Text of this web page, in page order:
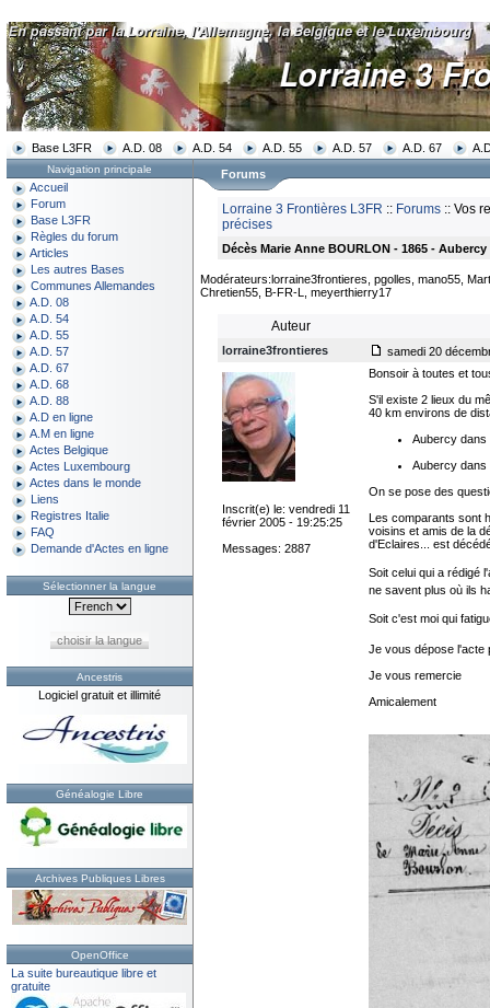
Base L3FR A.D. 08 A.D. 54 A.D. 55 A.D. 57 A.D. 67
Navigation principale
Accueil
Forum
Base L3FR
Règles du forum
Articles
Les autres Bases
Communes Allemandes
A.D. 08
A.D. 54
A.D. 55
A.D. 57
A.D. 67
A.D. 68
A.D. 88
A.D en ligne
A.M en ligne
Actes Belgique
Actes Luxembourg
Actes dans le monde
Liens
Registres Italie
FAQ
Demande d'Actes en ligne
Sélectionner la langue
choisir la langue
Ancestris
Logiciel gratuit et illimité
Généalogie Libre
Archives Publiques Libres
OpenOffice
La suite bureautique libre et
gratuite
Forums
Lorraine 3 Frontières L3FR :: Forums :: Vos
précises
Décès Marie Anne BOURLON - 1865 -
Modérateurs:lorraine3frontieres, pgolles, mano55,
Chretien55, B-FR-L, meyerthierry17
Auteur
lorraine3frontieres samedi 20
Inscrit(e) le: vendredi 11
février 2005 - 19:25:25
Messages: 2887
Bonsoir à toutes et
S'il existe 2 lieux du
40 km environs de
Aubercy dans
Aubercy dans
On se pose des
Les comparants sont
voisins et amis de la
d'Eclaires... est
Soit celui qui a rédigé
ne savent plus où ils
Soit c'est moi qui
Je vous dépose l'acte
Je vous remercie
Amicalement